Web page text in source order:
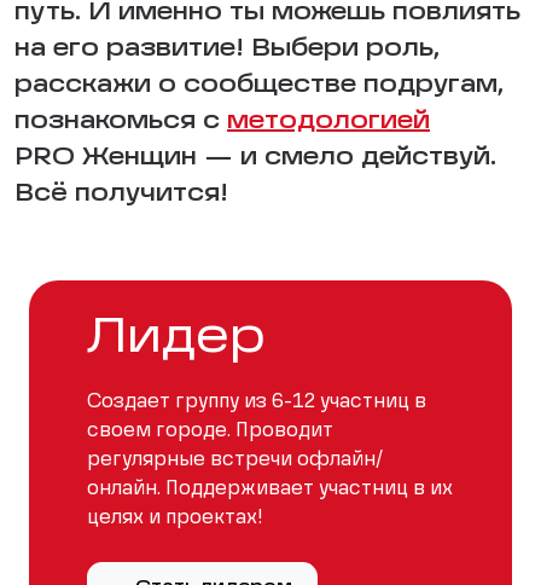
путь. И именно ты можешь повлиять
на его развитие! Выбери роль,
расскажи о сообществе подругам,
познакомься с методологией
PRO Женщин — и смело действуй.
Всё получится!
Лидер
Создает группу из 6-12 участниц в
своем городе. Проводит
регулярные встречи офлайн/
онлайн. Поддерживает участниц в их
целях и проектах!